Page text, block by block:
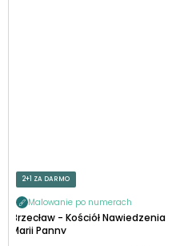
2+1 ZA DARMO
Malowanie po numerach
Brzecław - Kościół Nawiedzenia
Marii Panny